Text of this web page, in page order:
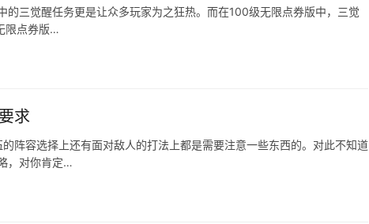
的三觉醒任务更是让众多玩家为之狂热。而在100级无限点券版中，三觉
限点券版…
求
阵容选择上还有面对敌人的打法上都是需要注意一些东西的。对此不知道
，对你肯定…